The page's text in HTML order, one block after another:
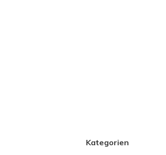
Kategorien